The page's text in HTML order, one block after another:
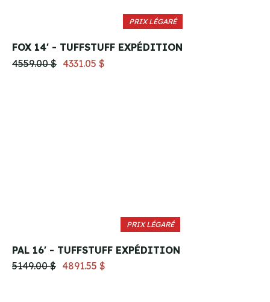
PRIX LÉGARÉ
FOX 14' - TUFFSTUFF EXPÉDITION
4559.00 $ 4331.05 $
PRIX LÉGARÉ
PAL 16' - TUFFSTUFF EXPÉDITION
5149.00 $ 4891.55 $